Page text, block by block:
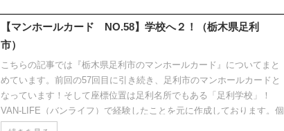
【マンホールカード NO.58】学校へ２！（栃木県足利
市）
こちらの記事では『栃木県足利市のマンホールカード』についてまと
めています。前回の57回目に引き続き、足利市のマンホールカードと
なっています！そして座標位置は足利名所でもある「足利学校」！
VAN-LIFE（バンライフ）で経験したことを元に作成しております。個